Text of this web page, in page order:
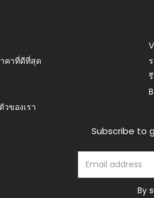
คาที่ดีที่สุด
ของเรา
Subscribe to
By